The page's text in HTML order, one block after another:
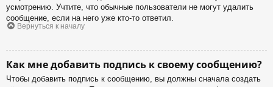
усмотрению. Учтите, что обычные пользователи не могут удалить
сообщение, если на него уже кто-то ответил.
Вернуться к началу
Как мне добавить подпись к своему сообщению?
Чтобы добавить подпись к сообщению, вы должны сначала создать